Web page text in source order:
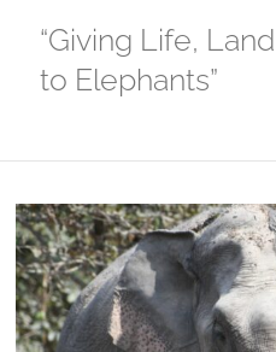
“Giving Life,
to Elephants”
View
Larger
Image